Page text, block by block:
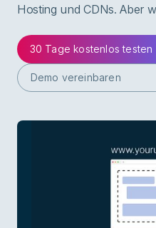
Hosting und CDNs. Aber
30 Tage kostenlos testen
Demo vereinbaren